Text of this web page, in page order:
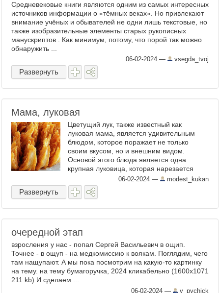
Средневековые книги являются одним из самых интересных
источников информации о «тёмных веках». Но привлекают
внимание учёных и обывателей не одни лишь текстовые, но
также изобразительные элементы старых рукописных
манускриптов . Как минимум, потому, что порой так можно
обнаружить ...
06-02-2024 — vsegda_tvoj
Развернуть
Мама, луковая
Цветущий лук, также известный как
луковая мама, является удивительным
блюдом, которое поражает не только
своим вкусом, но и внешним видом.
Основой этого блюда является одна
крупная луковица, которая нарезается
таким образом, чтобы она напоминала
распустившийся цветок. Для создания ...
06-02-2024 — modest_kukan
Развернуть
очередной этап
взросления у нас - попал Сергей Васильевич в ощип.
Точнее - в ощуп - на медкомиссию к воякам. Поглядим, чего
там нащупают. А мы пока посмотрим на какую-то картинку
на тему. на тему бумагоручка, 2024 кликабельно (1600х1071
211 kb) И сделаем ...
06-02-2024 — v_pychick